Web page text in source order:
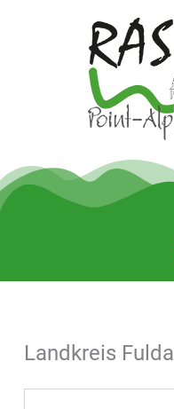
Landkreis Fulda